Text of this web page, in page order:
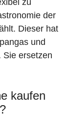
zu
der
Dieser hat
und
Sie ersetzen
kaufen